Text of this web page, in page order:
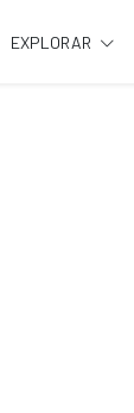
EXPLORAR